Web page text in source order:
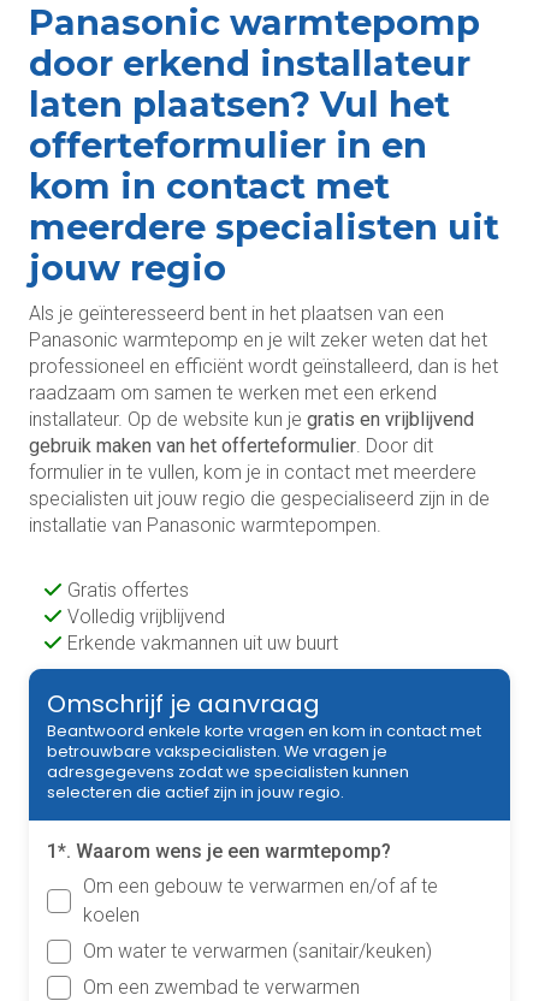
Panasonic warmtepomp
door erkend installateur
laten plaatsen? Vul het
offerteformulier in en
kom in contact met
meerdere specialisten uit
jouw regio
Als je geïnteresseerd bent in het plaatsen van een
Panasonic warmtepomp en je wilt zeker weten dat het
professioneel en efficiënt wordt geïnstalleerd, dan is het
raadzaam om samen te werken met een erkend
installateur. Op de website kun je gratis en vrijblijvend
gebruik maken van het offerteformulier. Door dit
formulier in te vullen, kom je in contact met meerdere
specialisten uit jouw regio die gespecialiseerd zijn in de
installatie van Panasonic warmtepompen.
Gratis offertes
Volledig vrijblijvend
Erkende vakmannen uit uw buurt
Omschrijf je aanvraag
Beantwoord enkele korte vragen en kom in contact met
betrouwbare vakspecialisten. We vragen je
adresgegevens zodat we specialisten kunnen
selecteren die actief zijn in jouw regio.
1*. Waarom wens je een warmtepomp?
Om een gebouw te verwarmen en/of af te
koelen
Om water te verwarmen (sanitair/keuken)
Om een zwembad te verwarmen